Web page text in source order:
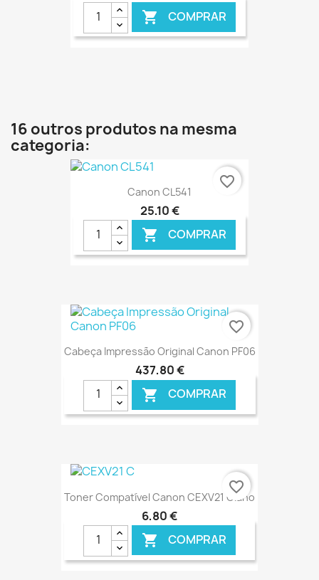
 COMPRAR
16 outros produtos na mesma
categoria:
Canon CL541
25,10 €
 COMPRAR
€ ONLINE
favorite_border
Cabeça Impressão Original Canon PF06
437,80 €
 COMPRAR
favorite_border
Toner Compatível Canon CEXV21 Ciano
6,80 €
 COMPRAR
favorite_border